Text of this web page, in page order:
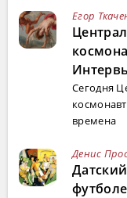
Егор
Сегодня
времена
Денис